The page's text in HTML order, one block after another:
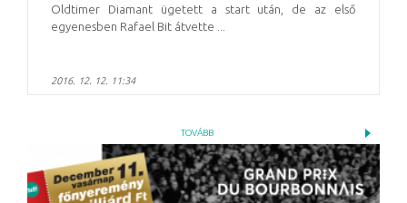
Oldtimer Diamant ügetett a start után, de az első
egyenesben Rafael Bit átvette ...
2016. 12. 12. 11:34
TOVÁBB